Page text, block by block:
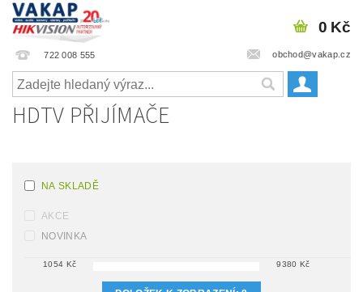
722 008 555 obchod@vakap.cz
0 Kč
HDTV PŘIJÍMAČE
NA SKLADĚ
AKCE
NOVINKA
1054 Kč 9380 Kč